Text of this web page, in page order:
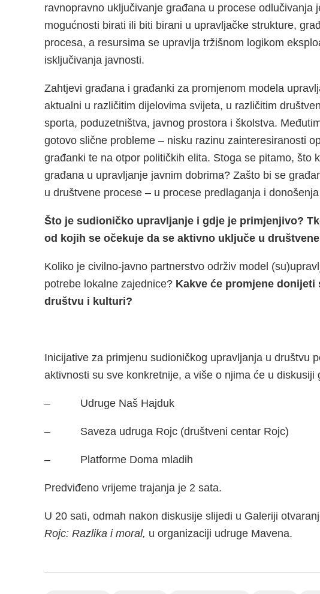
ravnopravno uključivanje građana u procese odlučivanja
mogućnosti birati ili biti birani u upravljačke strukture,
procesa, a resursima se upravlja tržišnom logikom
isključivanja javnosti.
Zahtjevi građana i građanki za promjenom modela
aktualni u različitim dijelovima svijeta, u različitim
sporta, poduzetništva, javnog prostora i školstva.
gotovo slične probleme – nisku razinu zainteresiranosti
građanki te na otpor političkih elita. Stoga se pitamo, što
građana u upravljanje javnim dobrima? Zašto bi se
u društvene procese – u procese predlaganja i
Što je sudioničko upravljanje i gdje je primjenjivo?
od kojih se očekuje da se aktivno uključe u
Koliko je civilno-javno partnerstvo održiv model
potrebe lokalne zajednice? Kakve će promjene
društvu i kulturi?
Inicijative za primjenu sudioničkog upravljanja u društvu
aktivnosti su sve konkretnije, a više o njima će u diskusiji
– Udruge Naš Hajduk
– Saveza udruga Rojc (društveni centar Rojc)
– Platforme Doma mladih
Predviđeno vrijeme trajanja je 2 sata.
U 20 sati, odmah nakon diskusije slijedi u Galeriji
Rojc: Razlika i moral, u organizaciji udruge Mavena.